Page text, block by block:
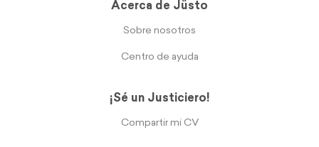
Acerca de Jüsto
Sobre nosotros
Centro de ayuda
¡Sé un Justiciero!
Compartir mi CV